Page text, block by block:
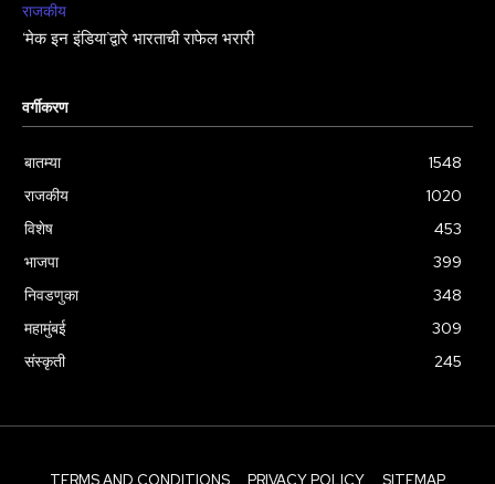
राजकीय
‘मेक इन इंडिया’द्वारे भारताची राफेल भरारी
वर्गीकरण
बातम्या
1548
राजकीय
1020
विशेष
453
भाजपा
399
निवडणुका
348
महामुंबई
309
संस्कृती
245